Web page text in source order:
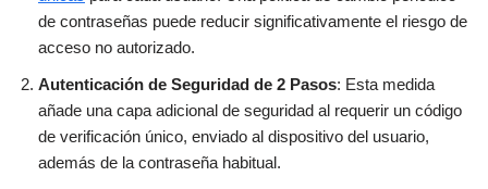
de contraseñas puede reducir significativamente el riesgo de
acceso no autorizado.
Autenticación de Seguridad de 2 Pasos: Esta medida
añade una capa adicional de seguridad al requerir un código
de verificación único, enviado al dispositivo del usuario,
además de la contraseña habitual.